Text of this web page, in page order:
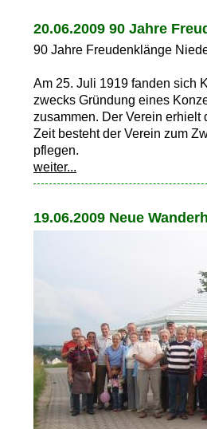
20.06.2009 90 Jahre
90 Jahre Freudenklänge
Am 25. Juli 1919 fanden sich
zwecks Gründung eines
zusammen. Der Verein
Zeit besteht der Verein zum
pflegen.
weiter...
19.06.2009 Neue